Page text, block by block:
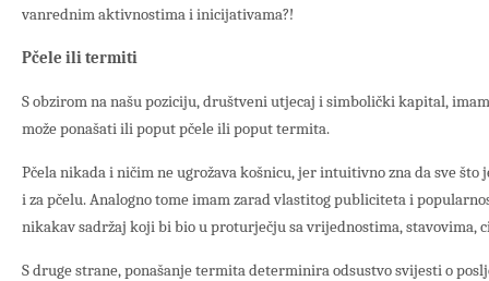
vanrednim aktivnostima i inicijativama?!
Pčele ili termiti
S obzirom na našu poziciju, društveni utjecaj i simbolički kapital,
može ponašati ili poput pčele ili poput termita.
Pčela nikada i ničim ne ugrožava košnicu, jer intuitivno zna da sve što
i za pčelu. Analogno tome imam zarad vlastitog publiciteta i
nikakav sadržaj koji bi bio u proturječju sa vrijednostima, stavovima,
S druge strane, ponašanje termita determinira odsustvo svijesti o